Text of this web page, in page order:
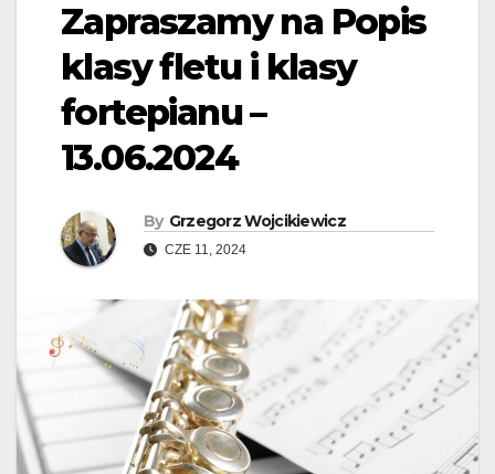
Zapraszamy na Popis
klasy fletu i klasy
fortepianu –
13.06.2024
By Grzegorz Wojcikiewicz
CZE 11, 2024